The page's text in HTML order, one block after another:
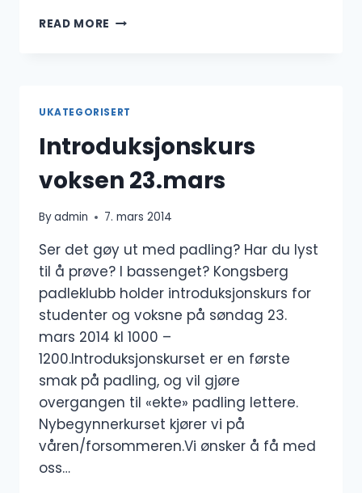
READ MORE BASSENGTRENINGENE
UKATEGORISERT
Introduksjonskurs
voksen 23.mars
Byadmin 7. mars 2014
Ser det gøy ut med padling? Har du lyst
til å prøve? I bassenget? Kongsberg
padleklubb holder introduksjonskurs for
studenter og voksne på søndag 23.
mars 2014 kl 1000 –
1200.Introduksjonskurset er en første
smak på padling, og vil gjøre
overgangen til «ekte» padling lettere.
Nybegynnerkurset kjører vi på
våren/forsommeren.Vi ønsker å få med
oss…